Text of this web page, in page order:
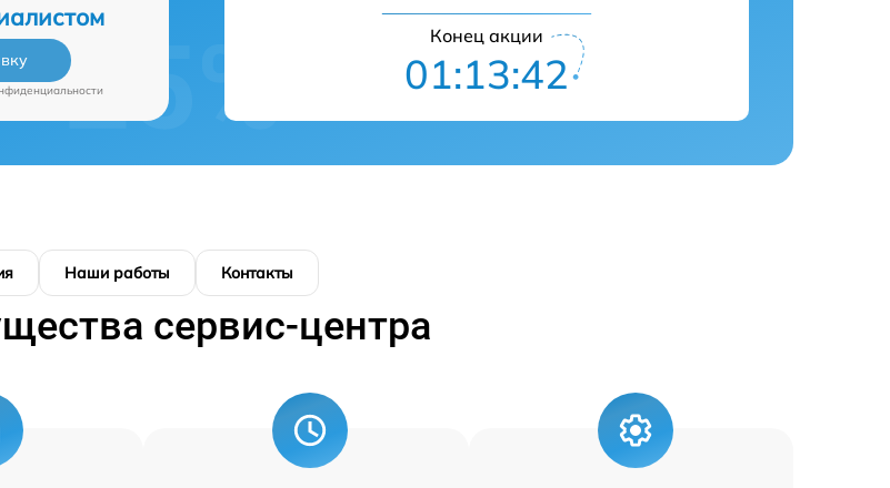
Конец акции
01:13:41
Наши работы Контакты
сервис-центра